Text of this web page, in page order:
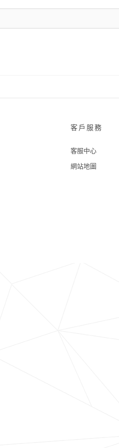
客戶服務
客服中心
網站地圖